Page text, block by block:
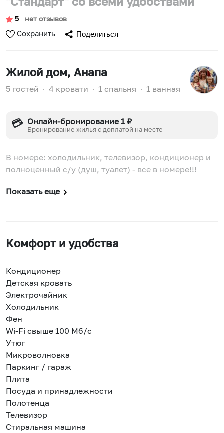
5 ∙ нет отзывов
Сохранить Поделиться
Жилой дом, Анапа
5 гостей ∙ 4 кровати ∙ 1 спальня ∙ 1 ванная
💳 Онлайн-бронирование 1 ₽
Бронирование жилья с доплатой на месте
В номере: холодильник, телевизор, кондиционер и
полноценный с/у (душ, туалет) - все в номере!!!
Показать еще
Комфорт и удобства
Кондиционер
Детская кровать
Электрочайник
Холодильник
Фен
Wi-Fi свыше 100 Мб/с
Утюг
Микроволновка
Паркинг / гараж
Плита
Посуда и принадлежности
Полотенца
Телевизор
Стиральная машина